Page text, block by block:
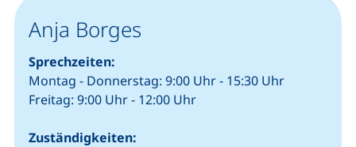
Anja Borges
Sprechzeiten:
Montag - Donnerstag: 9:00 Uhr - 15:30 Uhr
Freitag: 9:00 Uhr - 12:00 Uhr
Zuständigkeiten: